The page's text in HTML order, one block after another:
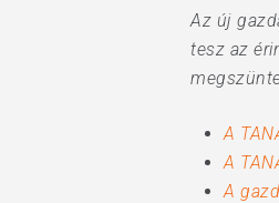
Az új
tesz az
A
A
A